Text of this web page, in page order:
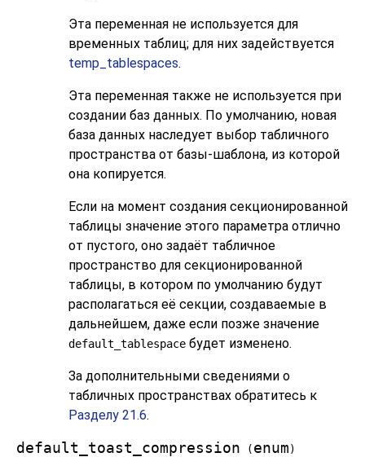
Эта переменная не используется для
временных таблиц; для них задействуется
temp_tablespaces.
Эта переменная также не используется при
создании баз данных. По умолчанию, новая
база данных наследует выбор табличного
пространства от базы-шаблона, из которой
она копируется.
Если на момент создания секционированной
таблицы значение этого параметра отлично
от пустого, оно задаёт табличное
пространство для секционированной
таблицы, в котором по умолчанию будут
располагаться её секции, создаваемые в
дальнейшем, даже если позже значение
default_tablespace будет изменено.
За дополнительными сведениями о
табличных пространствах обратитесь к
Разделу 21.6.
default_toast_compression ( enum )